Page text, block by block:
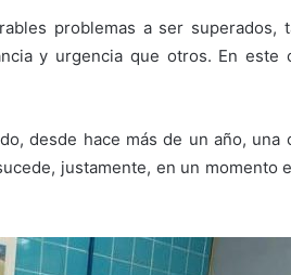
problemas a ser
y urgencia que otros. En este
desde hace más de un año, una
justamente, en un momento